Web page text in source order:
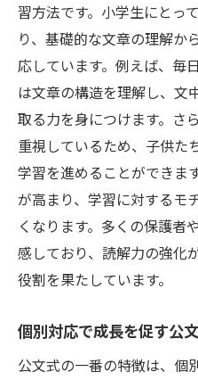
習方法です。小学生にとっ
り、基礎的な文章の理解か
応しています。例えば、毎
は文章の構造を理解し、文
取る力を身につけます。さ
重視しているため、子供た
学習を進めることができま
が高まり、学習に対するモ
くなります。多くの保護者
感しており、読解力の強化
役割を果たしています。
個別対応で成長を促す公
公文式の一番の特徴は、個